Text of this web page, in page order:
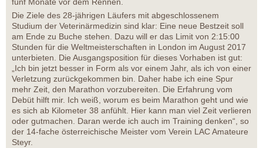
fünf Monate vor dem Rennen.
Die Ziele des 28-jährigen Läufers mit abgeschlossenem
Studium der Veterinärmedizin sind klar: Eine neue Bestzeit soll
am Ende zu Buche stehen. Dazu will er das Limit von 2:15:00
Stunden für die Weltmeisterschaften in London im August 2017
unterbieten. Die Ausgangsposition für dieses Vorhaben ist gut:
„Ich bin jetzt besser in Form als vor einem Jahr, als ich von einer
Verletzung zurückgekommen bin. Daher habe ich eine Spur
mehr Zeit, den Marathon vorzubereiten. Die Erfahrung vom
Debüt hilft mir. Ich weiß, worum es beim Marathon geht und wie
es sich ab Kilometer 38 anfühlt. Hier kann man viel Zeit verlieren
oder gutmachen. Daran werde ich auch im Training denken“, so
der 14-fache österreichische Meister vom Verein LAC Amateure
Steyr.